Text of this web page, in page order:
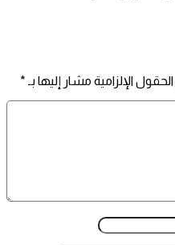
الحقول الإلزامية مشار إليها بـ *